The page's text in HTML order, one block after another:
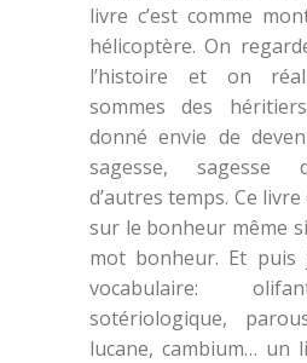
livre c’est comme
hélicoptère. On
l’histoire et on
sommes des
donné envie de
sagesse, sagesse
d’autres temps. Ce
sur le bonheur même
mot bonheur. Et puis
vocabulaire:
sotériologique,
lucane, cambium… un